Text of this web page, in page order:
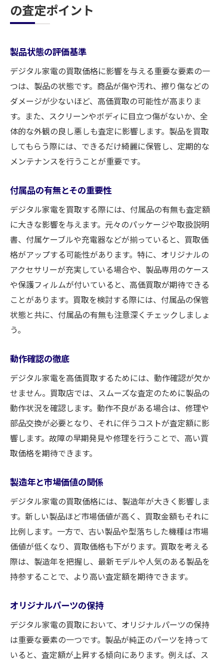
の査定ポイント
製品状態の評価基準
デジタル家電の買取価格に影響を与える重要な要素の一
つは、製品の状態です。商品が傷や汚れ、擦り傷などの
ダメージが少ないほど、高価買取の可能性が高まりま
す。また、スクリーンやボディに目立つ傷がないか、全
体的な外観の良し悪しも査定に影響します。製品を買取
してもらう際には、できるだけ綺麗に保管し、定期的な
メンテナンスを行うことが重要です。
付属品の有無とその重要性
デジタル家電を買取する際には、付属品の有無も査定額
に大きな影響を与えます。元々のパッケージや取扱説明
書、付属ケーブルや充電器などが揃っていると、買取価
格がアップする可能性があります。特に、オリジナルの
アクセサリーが充実している場合や、製品専用のケース
や保護フィルムが付いていると、高価買取が期待できる
ことがあります。買取を検討する際には、付属品の保管
状態と共に、付属品の有無も注意深くチェックしましょ
う。
動作確認の徹底
デジタル家電を高価買取するためには、動作確認が欠か
せません。買取店では、スムーズな査定のために製品の
動作状況を確認します。動作不良がある場合は、修理や
部品交換が必要となり、それに伴うコストが査定額に影
響します。故障の早期発見や修理を行うことで、高い買
取価格を期待できます。
製造年と市場価値の関係
デジタル家電の買取価格には、製造年が大きく影響しま
す。新しい製品ほど市場価値が高く、買取金額もそれに
比例します。一方で、古い製品や型落ちした機種は市場
価値が低くなり、買取価格も下がります。買取を考える
際は、製造年を把握し、最新モデルや人気のある製品を
持参することで、より高い査定額を期待できます。
オリジナルパーツの保持
デジタル家電の買取において、オリジナルパーツの保持
は重要な要素の一つです。製品が純正のパーツを持って
いると、査定額が上昇する傾向にあります。例えば、ス